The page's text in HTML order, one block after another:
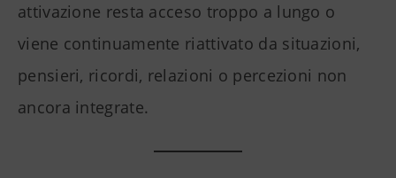
attivazione resta acceso troppo a lungo o
viene continuamente riattivato da situazioni,
pensieri, ricordi, relazioni o percezioni non
ancora integrate.